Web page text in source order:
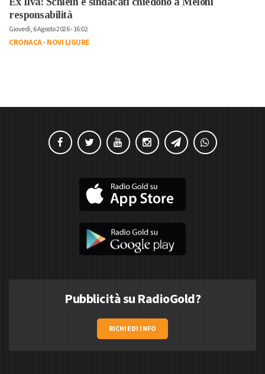
responsabilità
Giovedì, 6 Agosto 2026 - 16:02
CRONACA-NOVI LIGURE
Pubblicità su RadioGold?
RICHIEDI INFO